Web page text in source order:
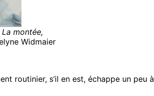
La montée,
Widmaier
routinier, s’il en est, échappe un peu à